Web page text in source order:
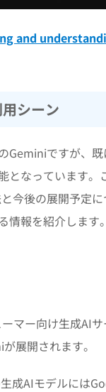
and
シーン
Geminiですが、
となっています。
今後の展開予定
情報を紹介します。
マー向け生成AI
展開されます。
成AIモデルには